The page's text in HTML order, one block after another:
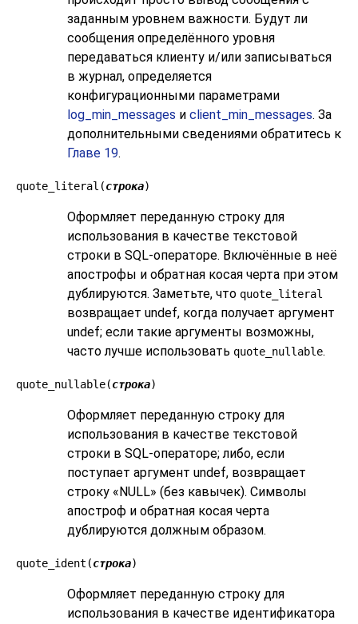
заданным уровнем важности. Будут ли
сообщения определённого уровня
передаваться клиенту и/или записываться
в журнал, определяется
конфигурационными параметрами
log_min_messages и client_min_messages. За
дополнительными сведениями обратитесь к
Главе 19.
quote_literal(строка)
Оформляет переданную строку для
использования в качестве текстовой
строки в SQL-операторе. Включённые в неё
апострофы и обратная косая черта при этом
дублируются. Заметьте, что quote_literal
возвращает undef, когда получает аргумент
undef; если такие аргументы возможны,
часто лучше использовать quote_nullable.
quote_nullable(строка)
Оформляет переданную строку для
использования в качестве текстовой
строки в SQL-операторе; либо, если
поступает аргумент undef, возвращает
строку «NULL» (без кавычек). Символы
апостроф и обратная косая черта
дублируются должным образом.
quote_ident(строка)
Оформляет переданную строку для
использования в качестве идентификатора